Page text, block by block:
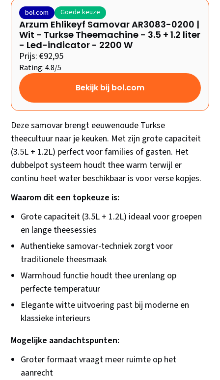
bol.com Goede keuze
Arzum Ehlikeyf Samovar AR3083-0200 |
Wit - Turkse Theemachine - 3.5 + 1.2 liter
- Led-indicator - 2200 W
Prijs: €92,95
Rating: 4.8/5
Bekijk bij bol.com
Deze samovar brengt eeuwenoude Turkse
theecultuur naar je keuken. Met zijn grote capaciteit
(3.5L + 1.2L) perfect voor families of gasten. Het
dubbelpot systeem houdt thee warm terwijl er
continu heet water beschikbaar is voor verse kopjes.
Waarom dit een topkeuze is:
Grote capaciteit (3.5L + 1.2L) ideaal voor groepen
en lange theesessies
Authentieke samovar-techniek zorgt voor
traditionele theesmaak
Warmhoud functie houdt thee urenlang op
perfecte temperatuur
Elegante witte uitvoering past bij moderne en
klassieke interieurs
Mogelijke aandachtspunten:
Groter formaat vraagt meer ruimte op het
aanrecht